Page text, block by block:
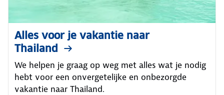
Alles voor je vakantie naar
Thailand
We helpen je graag op weg met alles wat je nodig
hebt voor een onvergetelijke en onbezorgde
vakantie naar Thailand.